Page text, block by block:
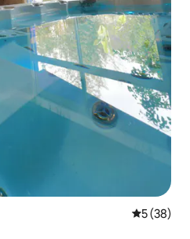
5 de uma
5 (38)